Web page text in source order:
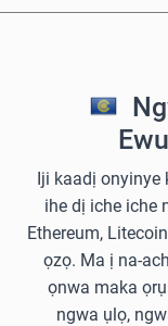
Iji kaadị onyinye
ihe dị iche iche
Ethereum,
ọzọ. Ma ị na-
ọnwa maka
ngwa ụlọ,